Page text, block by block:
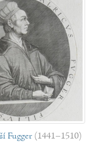
Fugger (1441–1510)